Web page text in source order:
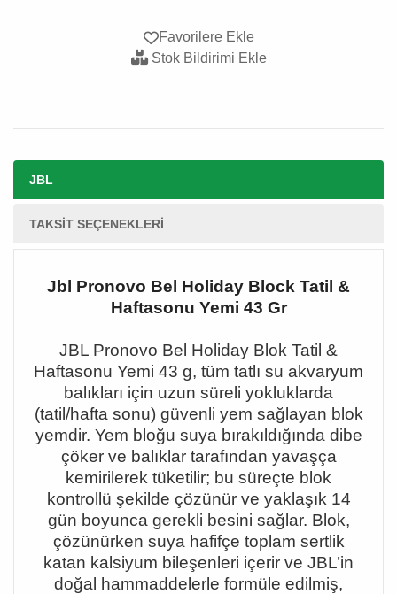
Favorilere Ekle
Stok Bildirimi Ekle
JBL
TAKSIT SEÇENEKLERI
Jbl Pronovo Bel Holiday Block Tatil &
Haftasonu Yemi 43 Gr
JBL Pronovo Bel Holiday Blok Tatil &
Haftasonu Yemi 43 g, tüm tatlı su akvaryum
balıkları için uzun süreli yokluklarda
(tatil/hafta sonu) güvenli yem sağlayan blok
yemdir. Yem bloğu suya bırakıldığında dibe
çöker ve balıklar tarafından yavaşça
kemirilerek tüketilir; bu süreçte blok
kontrollü şekilde çözünür ve yaklaşık 14
gün boyunca gerekli besini sağlar. Blok,
çözünürken suya hafifçe toplam sertlik
katan kalsiyum bileşenleri içerir ve JBL’in
doğal hammaddelerle formüle edilmiş,